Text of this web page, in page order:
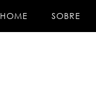
HOME SOBRE